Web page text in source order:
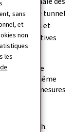
sans
et
non
les
dans le tunnel
usagères et
préventives
risques.
équipés de
du même
par les mesures
rapide
à 70 km/h.